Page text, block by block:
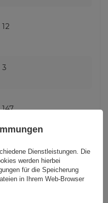
12
3
147
Video
70444
Dienstleistungen. Die
werden hierbei
für die Speicherung
in Ihrem Web-Browser